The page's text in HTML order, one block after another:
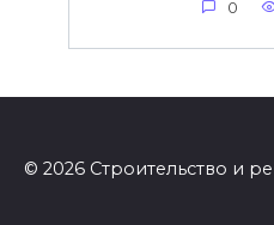
0
© 2026 Строительство и